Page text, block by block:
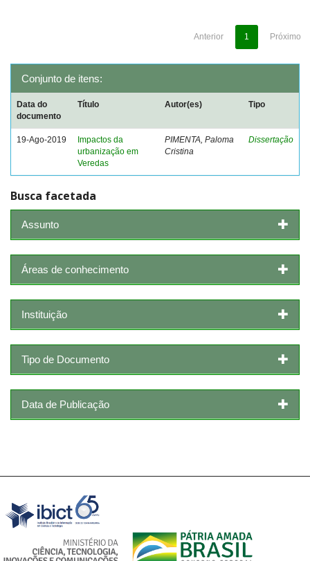
Anterior 1 Próximo
Conjunto de itens:
Data do
documento
Título Autor(es) Tipo
19-Ago-2019
Impactos da
urbanização em
Veredas
PIMENTA, Paloma
Cristina
Dissertação
Busca facetada
Assunto
Áreas de conhecimento
Instituição
Tipo de Documento
Data de Publicação